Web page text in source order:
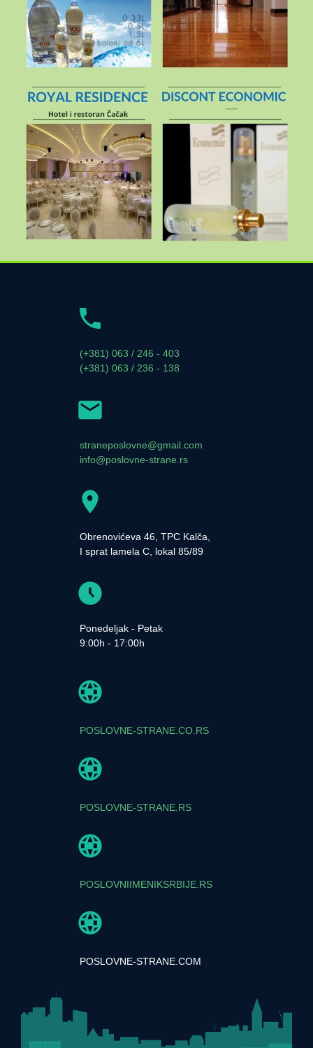
(+381) 063 / 246 - 403
(+381) 063 / 236 - 138
straneposlovne@gmail.com
info@poslovne-strane.rs
Obrenovićeva 46, TPC Kalča,
I sprat lamela C, lokal 85/89
Ponedeljak - Petak
9:00h - 17:00h
POSLOVNE-STRANE.CO.RS
POSLOVNE-STRANE.RS
POSLOVNIIMENIKSRBIJE.RS
POSLOVNE-STRANE.COM